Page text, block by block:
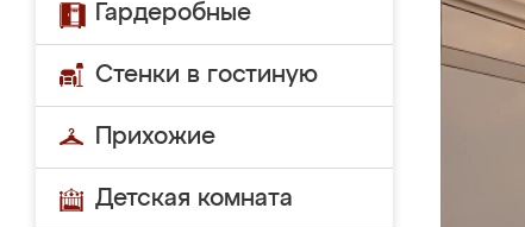
Гардеробные
Стенки в гостиную
Прихожие
Детская комната